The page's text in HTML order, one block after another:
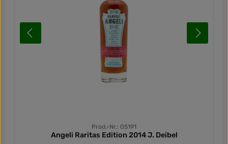
Prod.-Nr.: 05191
Angeli Raritas Edition 2014 J. Deibel